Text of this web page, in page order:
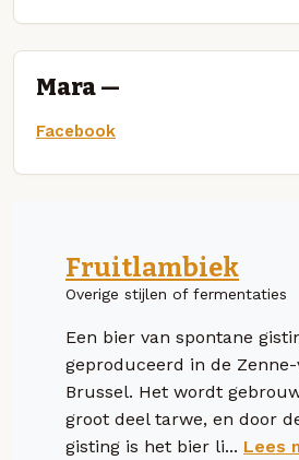
Mara —
Facebook
Fruitlambiek
Overige stijlen of fermentaties
Een bier van spontane
geproduceerd in de
Brussel. Het wordt
groot deel tarwe, en door
gisting is het bier li... Lees